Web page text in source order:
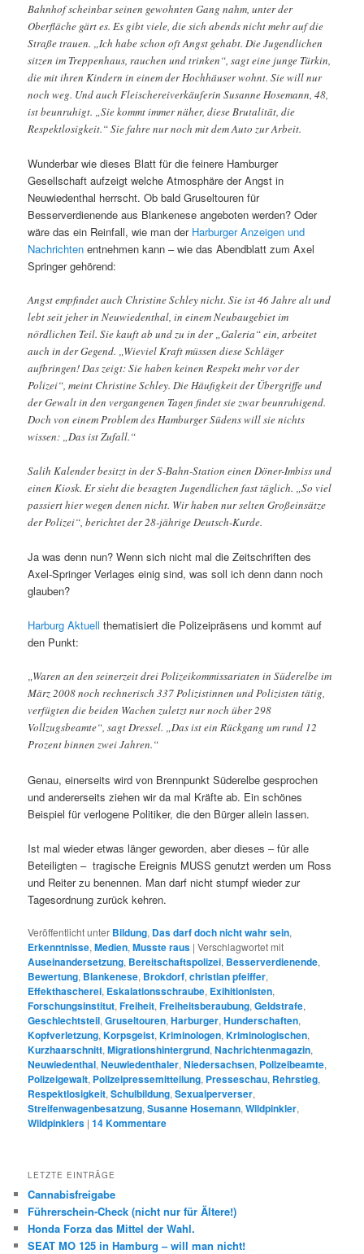
Bahnhof scheinbar seinen gewohnten Gang nahm, unter der
Oberfläche gärt es. Es gibt viele, die sich abends nicht mehr auf die
Straße trauen. „Ich habe schon oft Angst gehabt. Die Jugendlichen
sitzen im Treppenhaus, rauchen und trinken“, sagt eine junge Türkin,
die mit ihren Kindern in einem der Hochhäuser wohnt. Sie will nur
noch weg. Und auch Fleischereiverkäuferin Susanne Hosemann, 48,
ist beunruhigt. „Sie kommt immer näher, diese Brutalität, die
Respektlosigkeit.“ Sie fahre nur noch mit dem Auto zur Arbeit.
Wunderbar wie dieses Blatt für die feinere Hamburger
Gesellschaft aufzeigt welche Atmosphäre der Angst in
Neuwiedenthal herrscht. Ob bald Gruseltouren für
Besserverdienende aus Blankenese angeboten werden? Oder
wäre das ein Reinfall, wie man der Harburger Anzeigen und
Nachrichten entnehmen kann – wie das Abendblatt zum Axel
Springer gehörend:
Angst empfindet auch Christine Schley nicht. Sie ist 46 Jahre alt und
lebt seit jeher in Neuwiedenthal, in einem Neubaugebiet im
nördlichen Teil. Sie kauft ab und zu in der „Galeria“ ein, arbeitet
auch in der Gegend. „Wieviel Kraft müssen diese Schläger
aufbringen! Das zeigt: Sie haben keinen Respekt mehr vor der
Polizei“, meint Christine Schley. Die Häufigkeit der Übergriffe und
der Gewalt in den vergangenen Tagen findet sie zwar beunruhigend.
Doch von einem Problem des Hamburger Südens will sie nichts
wissen: „Das ist Zufall.“
Salih Kalender besitzt in der S-Bahn-Station einen Döner-Imbiss und
einen Kiosk. Er sieht die besagten Jugendlichen fast täglich. „So viel
passiert hier wegen denen nicht. Wir haben nur selten Großeinsätze
der Polizei“, berichtet der 28-jährige Deutsch-Kurde.
Ja was denn nun? Wenn sich nicht mal die Zeitschriften des
Axel-Springer Verlages einig sind, was soll ich denn dann noch
glauben?
Harburg Aktuell thematisiert die Polizeipräsens und kommt auf
den Punkt:
„Waren an den seinerzeit drei Polizeikommissariaten in Süderelbe im
März 2008 noch rechnerisch 337 Polizistinnen und Polizisten tätig,
verfügten die beiden Wachen zuletzt nur noch über 298
Vollzugsbeamte“, sagt Dressel. „Das ist ein Rückgang um rund 12
Prozent binnen zwei Jahren.“
Genau, einerseits wird von Brennpunkt Süderelbe gesprochen
und andererseits ziehen wir da mal Kräfte ab. Ein schönes
Beispiel für verlogene Politiker, die den Bürger allein lassen.
Ist mal wieder etwas länger geworden, aber dieses – für alle
Beteiligten – tragische Ereignis MUSS genutzt werden um Ross
und Reiter zu benennen. Man darf nicht stumpf wieder zur
Tagesordnung zurück kehren.
Veröffentlicht unter Bildung, Das darf doch nicht wahr sein,
Erkenntnisse,Medien,Musste raus |Verschlagwortet mit
Auseinandersetzung, Bereitschaftspolizei, Besserverdienende,
Bewertung, Blankenese, Brokdorf,christian pfeiffer,
Effekthascherei, Eskalationsschraube, Exihitionisten,
Forschungsinstitut,Freiheit,Freiheitsberaubung,Geldstrafe,
Geschlechtsteil,Gruseltouren,Harburger,Hunderschaften,
Kopfverletzung,Korpsgeist,Kriminologen,Kriminologischen,
Kurzhaarschnitt,Migrationshintergrund,Nachrichtenmagazin,
Neuwiedenthal,Neuwiedenthaler,Niedersachsen, Polizeibeamte,
Polizeigewalt, Polizeipressemitteilung, Presseschau, Rehrstieg,
Respektlosigkeit,Schulbildung,Sexualperverser,
Streifenwagenbesatzung,Susanne Hosemann,Wildpinkler,
Wildpinklers |14Kommentare
LETZTE EINTRÄGE
Cannabisfreigabe
Führerschein-Check (nicht nur für Ältere!)
Honda Forza das Mittel der Wahl.
SEAT MO 125 in Hamburg – will man nicht!